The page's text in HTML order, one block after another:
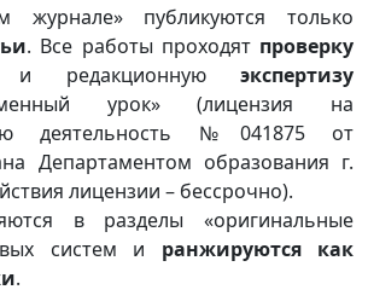
журнале» публикуются только
. Все работы проходят проверку
редакционную экспертизу
урок» (лицензия на
деятельность №041875 от
Департаментом образования г.
лицензии – бессрочно).
в разделы «оригинальные
систем и ранжируются как
.